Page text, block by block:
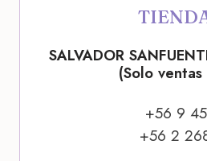
SALVADOR
(Solo
+56 9
+56 2